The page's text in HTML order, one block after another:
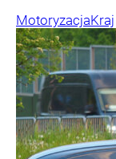
MotoryzacjaKraj